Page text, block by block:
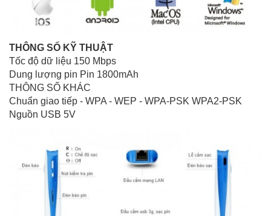
THÔNG SỐ KỸ THUẬT
Tốc độ dữ liệu 150 Mbps
Dung lượng pin Pin 1800mAh
THÔNG SỐ KHÁC
Chuẩn giao tiếp - WPA - WEP - WPA-PSK WPA2-PSK
Nguồn USB 5V